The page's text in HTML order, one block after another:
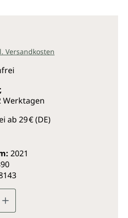
die besten Übungen aus
und kleine Programme,
in Ihren Alltag einfügen.
Wirkung des
gegen vielfältige
hilft.
intensiviert die Dehnung
Versandkosten
Werktagen
ab 29 € (DE)
2021
Anzahl: Gib den